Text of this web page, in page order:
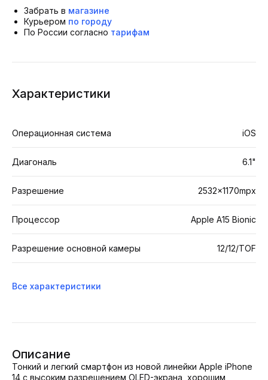
Забрать в магазине
Курьером по городу
По России согласно тарифам
Характеристики
Операционная система iOS
Диагональ 6.1"
Разрешение 2532x1170mpx
Процессор Apple A15 Bionic
Разрешение основной камеры 12/12/TOF
Все характеристики
Описание
Тонкий и легкий смартфон из новой линейки Apple iPhone
14 с высоким разрешением OLED-экрана, хорошим